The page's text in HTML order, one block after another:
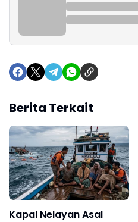
Berita Terkait
Kapal Nelayan Asal